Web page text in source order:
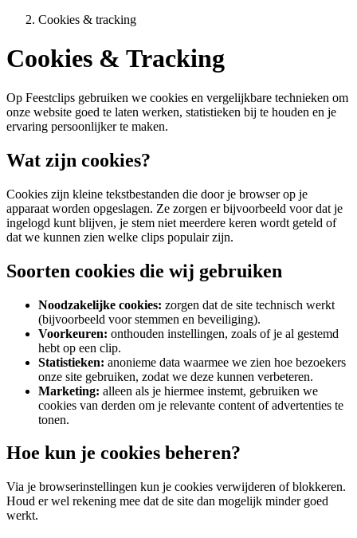
Cookies & tracking
Cookies & Tracking
Op Feestclips gebruiken we cookies en vergelijkbare technieken om
onze website goed te laten werken, statistieken bij te houden en je
ervaring persoonlijker te maken.
Wat zijn cookies?
Cookies zijn kleine tekstbestanden die door je browser op je
apparaat worden opgeslagen. Ze zorgen er bijvoorbeeld voor dat je
ingelogd kunt blijven, je stem niet meerdere keren wordt geteld of
dat we kunnen zien welke clips populair zijn.
Soorten cookies die wij gebruiken
Noodzakelijke cookies: zorgen dat de site technisch werkt
(bijvoorbeeld voor stemmen en beveiliging).
Voorkeuren: onthouden instellingen, zoals of je al gestemd
hebt op een clip.
Statistieken: anonieme data waarmee we zien hoe bezoekers
onze site gebruiken, zodat we deze kunnen verbeteren.
Marketing: alleen als je hiermee instemt, gebruiken we
cookies van derden om je relevante content of advertenties te
tonen.
Hoe kun je cookies beheren?
Via je browserinstellingen kun je cookies verwijderen of blokkeren.
Houd er wel rekening mee dat de site dan mogelijk minder goed
werkt.